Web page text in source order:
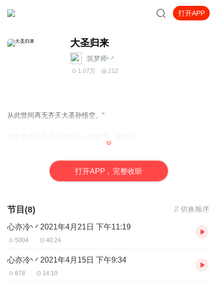
打开APP
大圣归来
筑梦师丷
1.07万 212
从此世间再无齐天大圣孙悟空。”
后的一抹身姿。
可也正是因此，他苟活了五百年。
五百年有太多的轮回，有无数的星辰沧海，升腾湮灭。
而他用了人间五百年，练就了一身神鬼莫测的传音术，拖着这苍老
的驱壳，走到如来身前，只为对我说出那一句诸天之中，唯有我能
耳闻的话。
打开APP，完整收听
节目(8) 切换顺序
心亦冷丷 2021年4月21日 下午11:19
5004 40:24
心亦冷丷 2021年4月15日 下午9:34
678 14:10